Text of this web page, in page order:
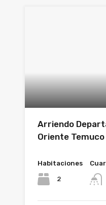
Arriendo
Oriente Temuco
Habitaciones
2